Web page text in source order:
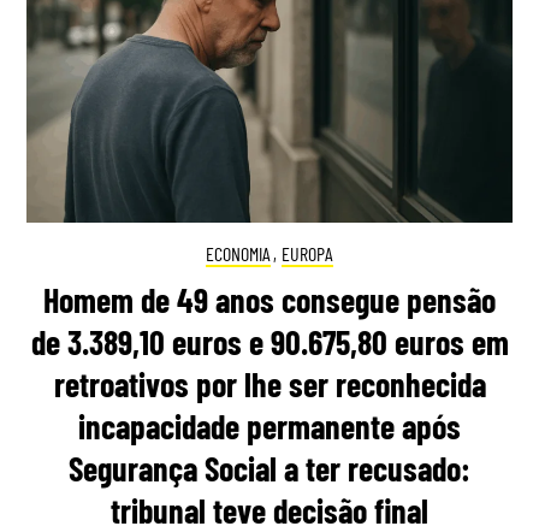
ECONOMIA , EUROPA
Homem de 49 anos consegue pensão
de 3.389,10 euros e 90.675,80 euros em
retroativos por lhe ser reconhecida
incapacidade permanente após
Segurança Social a ter recusado:
tribunal teve decisão final